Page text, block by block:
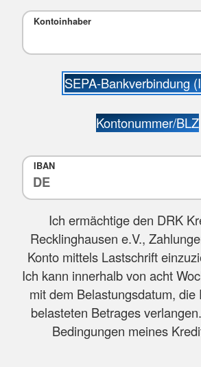
Kontoinhaber
SEPA-Bankverbindung
Kontonummer/BLZ
IBAN
Ich ermächtige den DRK
Recklinghausen e.V.,
Konto mittels Lastschrift
Ich kann innerhalb von acht
mit dem Belastungsdatum, die
belasteten Betrages
Bedingungen meines